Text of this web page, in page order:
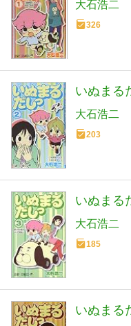
大石浩二
326
いぬまる
大石浩二
203
いぬまる
大石浩二
185
いぬまる